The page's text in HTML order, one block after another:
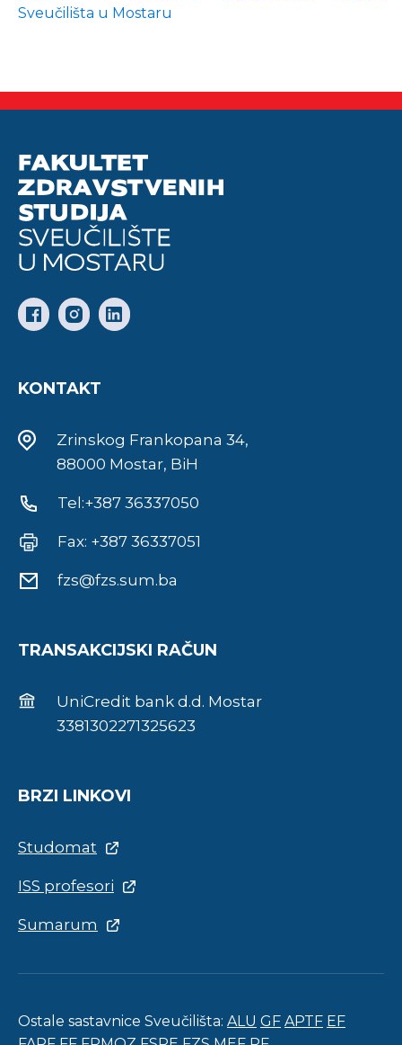
Sveučilišta u Mostaru
KONTAKT
Zrinskog Frankopana 34,
88000 Mostar, BiH
Tel:+387 36337050
Fax: +387 36337051
fzs@fzs.sum.ba
TRANSAKCIJSKI RAČUN
UniCredit bank d.d. Mostar
3381302271325623
BRZI LINKOVI
Studomat
ISS profesori
Sumarum
Ostale sastavnice Sveučilišta: ALU GF APTF EF